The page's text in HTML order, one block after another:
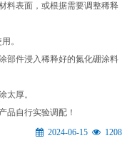
料表面，或根据需要调整稀释
。
部件浸入稀释好的氮化硼涂料
太厚。
品自行实验调配！
2024-06-15
1208